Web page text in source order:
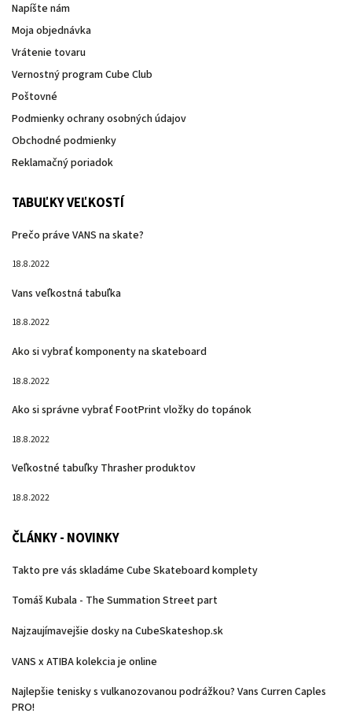
Napíšte nám
Moja objednávka
Vrátenie tovaru
Vernostný program Cube Club
Poštovné
Podmienky ochrany osobných údajov
Obchodné podmienky
Reklamačný poriadok
TABUĽKY VEĽKOSTÍ
Prečo práve VANS na skate?
18.8.2022
Vans veľkostná tabuľka
18.8.2022
Ako si vybrať komponenty na skateboard
18.8.2022
Ako si správne vybrať FootPrint vložky do topánok
18.8.2022
Veľkostné tabuľky Thrasher produktov
18.8.2022
ČLÁNKY - NOVINKY
Takto pre vás skladáme Cube Skateboard komplety
Tomáš Kubala - The Summation Street part
Najzaujímavejšie dosky na CubeSkateshop.sk
VANS x ATIBA kolekcia je online
Najlepšie tenisky s vulkanozovanou podrážkou? Vans Curren Caples
PRO!